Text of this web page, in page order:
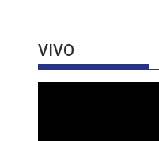
VIVO